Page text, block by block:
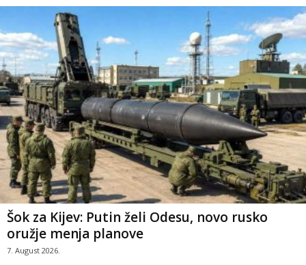
Šok za Kijev: Putin želi Odesu, novo rusko
oružje menja planove
7. August 2026.